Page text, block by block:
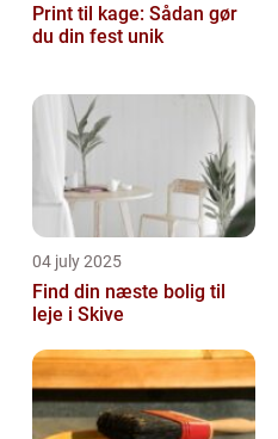
Print til kage: Sådan gør
du din fest unik
04 july 2025
Find din næste bolig til
leje i Skive